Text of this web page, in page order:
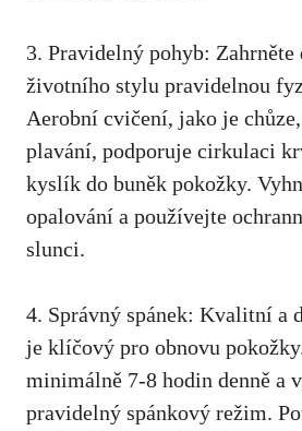
3. Pravidelný pohyb: Zahrněte
životního stylu pravidelnou
Aerobní cvičení, jako je
plavání, podporuje ⁣cirkulaci
kyslík do buněk pokožky.
opalování a používejte
slunci.
4. Správný⁣ spánek: Kvalitní a
je klíčový pro obnovu
minimálně 7-8 hodin denně a
pravidelný spánkový režim.